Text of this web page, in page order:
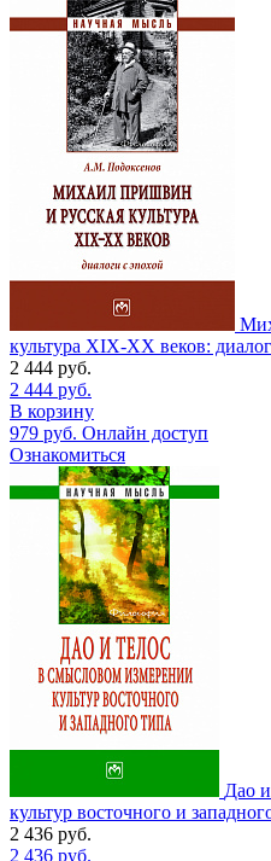
культура ХIХ-ХХ веков:
2 444 руб.
2 444 руб.
В корзину
979 руб. Онлайн доступ
Ознакомиться
Дао
культур восточного и
2 436 руб.
2 436 руб.